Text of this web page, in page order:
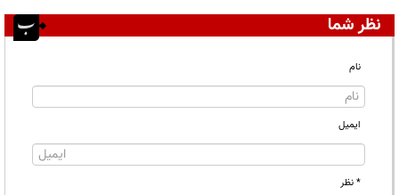
نظر شما
نام
ایمیل
* نظر